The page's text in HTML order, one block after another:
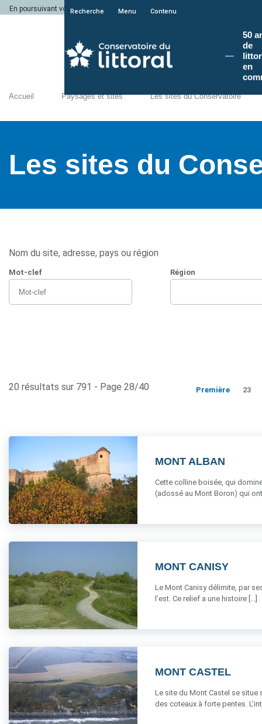
En poursuivant votre navigation sur le site du Conservatoire du littoral, vous
Recherche Menu Contenu
50
de
en
Accueil Paysages et sites Les sites du Conservatoire
Les sites du
Nom du site, adresse, pays ou région
Mot-clef Région
20 résultats sur 791 - Page 28/40 Première 23
MONT ALBAN
Cette colline boisée, qui
(adossé au Mont Boron) qui
MONT CANISY
Le Mont Canisy délimite, par
l’est. Ce relief a une histoire [...]
MONT CASTEL
Le site du Mont Castel se situe
des coteaux à forte pentes.